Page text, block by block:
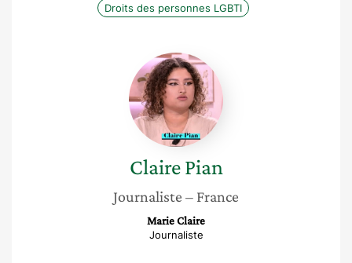
Droits des personnes LGBTI
Claire
Pian
Claire Pian
Journaliste – France
Marie Claire
Journaliste